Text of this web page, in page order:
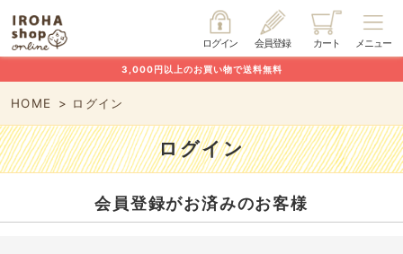
メニュー
カート
会員登録
ログイン
3,000円以上のお買い物で送料無料
HOME ログイン
ログイン
会員登録がお済みのお客様